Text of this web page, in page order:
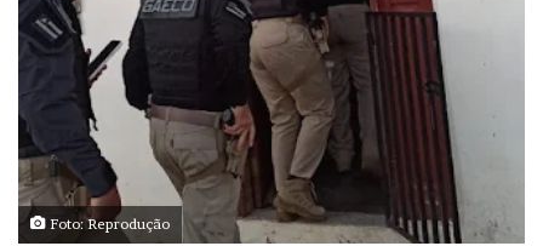
Foto: Reprodução